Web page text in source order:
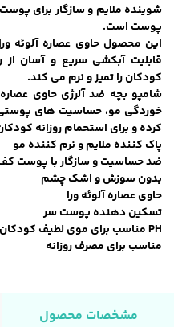
شوینده ملایم و سازگار برای
پوست است.
این محصول حاوی عصاره آلوئه
قابلیت آبکشی سریع و آسان
کودکان را تمیز و نرم می کند.
شامپو بچه ضد آلرژی حاوی عصاره
خوردگی مو، حساسیت های
کرده و برای استحمام روزانه
پاک کننده ملایم و نرم کننده مو
ضد حساسیت و سازگار با پوست
بدون سوزش و اشک چشم
حاوی عصاره آلوئه ورا
تسکین دهنده پوست سر
PH مناسب برای موی لطیف کودکان
مناسب برای مصرف روزانه
مشخصات محصول